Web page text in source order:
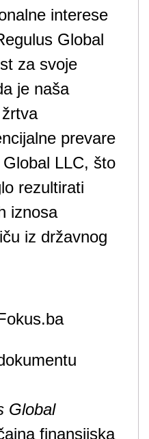
interese
Global
za svoje
je naša
prevare
LLC, što
rezultirati
iznosa
iz državnog
Global
finansijska